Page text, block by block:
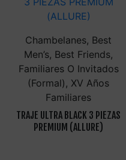
Chambelanes, Best
Men’s, Best Friends,
Familiares O Invitados
(Formal), XV Años
Familiares
TRAJE ULTRA BLACK 3 PIEZAS
PREMIUM (ALLURE)